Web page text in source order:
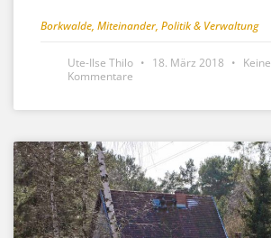
Borkwalde, Miteinander, Politik & Verwaltung
Ute-Ilse Thilo 18. März 2018
Keine
Kommentare